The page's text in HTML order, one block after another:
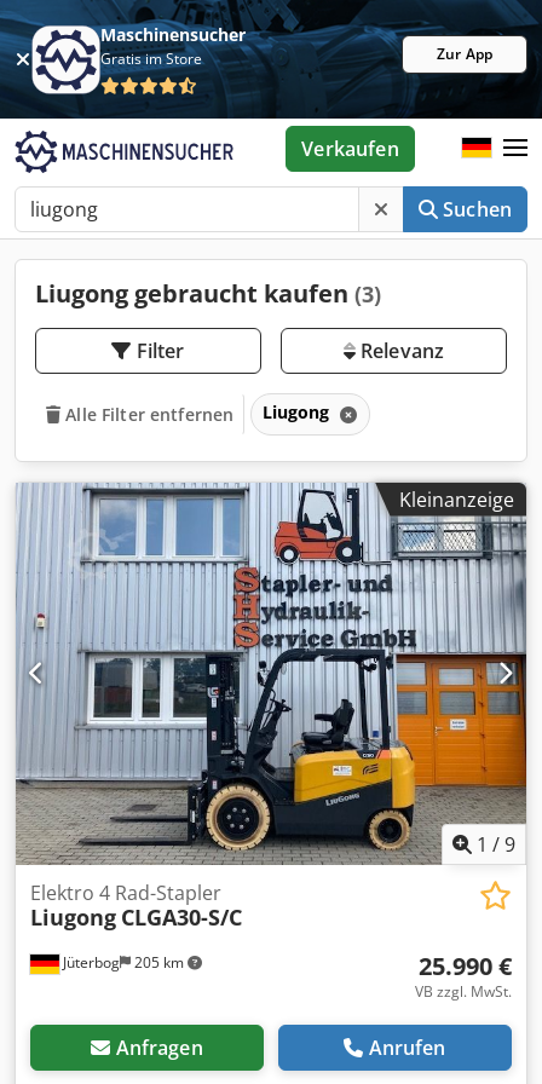
Maschinensucher
Gratis im Store Zur App
Suchen
Verkaufen
Liugong gebraucht kaufen (3)
Filter Relevanz
Alle Filter entfernen Liugong
Kleinanzeige
1 /9
Jüterbog 205 km
Elektro 4 Rad-Stapler
Liugong CLGA30-S/C
25.990 €
VB zzgl. MwSt.
Anfragen Anrufen